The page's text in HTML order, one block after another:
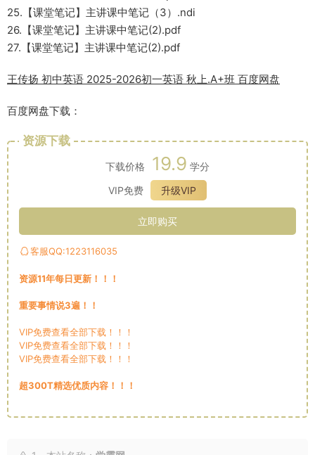
25.【课堂笔记】主讲课中笔记（3）.ndi
26.【课堂笔记】主讲课中笔记(2).pdf
27.【课堂笔记】主讲课中笔记(2).pdf
王传扬 初中英语 2025-2026初一英语 秋上.A+班 百度网盘
百度网盘下载：
资源下载
下载价格 19.9 学分
VIP免费
升级VIP
立即购买
客服QQ:1223116035
资源11年每日更新！！！
重要事情说3遍！！
VIP免费查看全部下载！！！
VIP免费查看全部下载！！！
VIP免费查看全部下载！！！
超300T精选优质内容！！！